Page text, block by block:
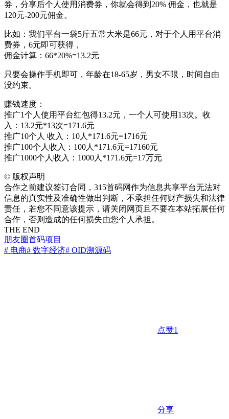
券，分享后个人使用消费券，你就会得到20% 佣金，也就是
120元-200元佣金。
比如：我们平台一袋5斤五常大米是66元，对于个人用平台消
费券，6元即可获得，
佣金计算：66*20%=13.2元
只要会操作手机即可，年龄在18-65岁，男女不限，时间自由
没约束。
赚钱速度：
推广1个人使用平台红包得13.2元，一个人可使用13次。收
入：13.2元*13次=171.6元
推广10个人 收入：10人*171.6元=1716元
推广100个人收入：100人*171.6元=17160元
推广1000个人收入：1000人*171.6元=17万元
© 版权声明
合作之前建议签订合同，315首码网作为信息共享平台无法对
信息的真实性及准确性做出判断，不承担任何财产损失和法律
责任，若您不同意该提示，请关闭网页且不要在本站拓展任何
合作，否则造成的任何损失由您个人承担。
THE END
朋友圈首码项目
# 电商# 数字经济# OID溯源码
点赞1
分享